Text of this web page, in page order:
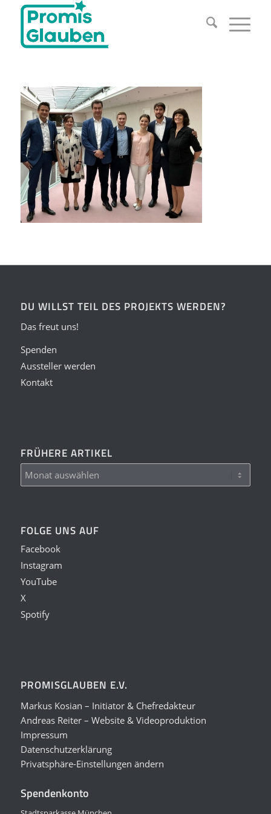
DU WILLST TEIL DES PROJEKTS WERDEN?
Das freut uns!
Spenden
Aussteller werden
Kontakt
FRÜHERE ARTIKEL
FOLGE UNS AUF
Facebook
Instagram
YouTube
X
Spotify
PROMISGLAUBEN E.V.
Markus Kosian – Initiator & Chefredakteur
Andreas Reiter – Website & Videoproduktion
Impressum
Datenschutzerklärung
Privatsphäre-Einstellungen ändern
Spendenkonto